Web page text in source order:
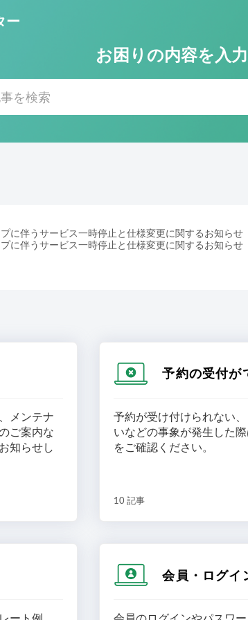
ー
お困りの内容を入
に伴うサービス一時停止と仕様変更に関するお知らせ
に伴うサービス一時停止と仕様変更に関するお知らせ
メンテナ
ご案内な
知らせし
予約の受付が
予約が受け付けられない
いなどの事象が発生した
をご確認ください。
10 記事
会員・ログイ